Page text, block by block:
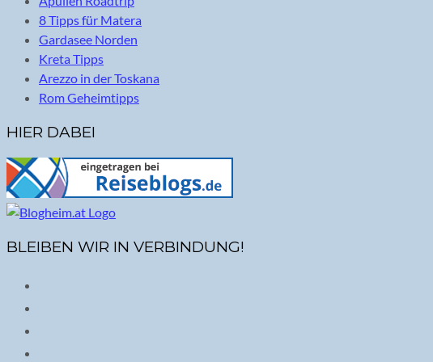
8 Tipps für Matera
Gardasee Norden
Kreta Tipps
Arezzo in der Toskana
Rom Geheimtipps
HIER DABEI
BLEIBEN WIR IN VERBINDUNG!